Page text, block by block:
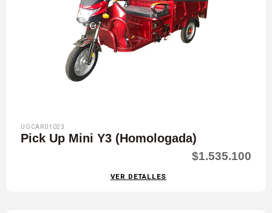
UGCAR01023
Pick Up Mini Y3 (Homologada)
$1.535.100
VER DETALLES